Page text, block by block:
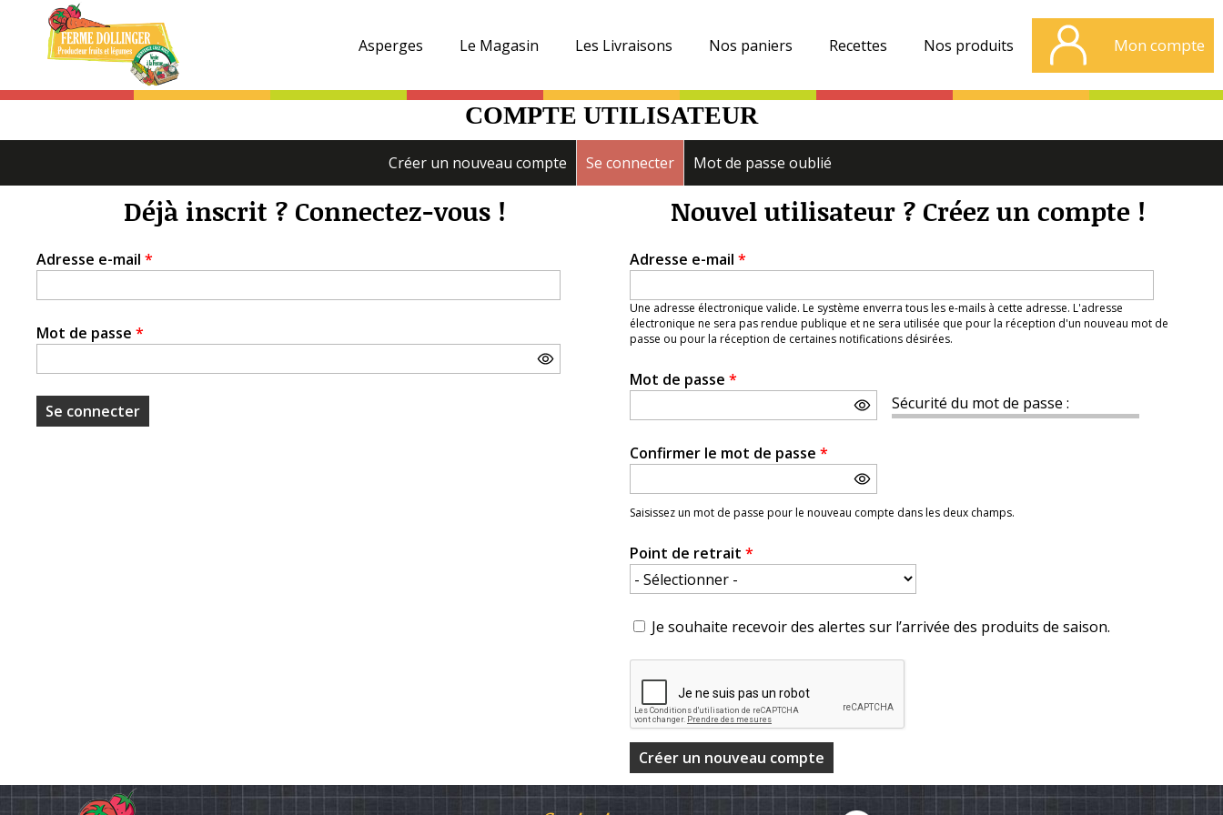
Asperges Le Magasin Les Livraisons Nos paniers Recettes Nos produits Mon compte
COMPTE UTILISATEUR
principaux
Créer un nouveau compte Se connecter (onglet actif)
Mot de passe oublié
Déjà inscrit ? Connectez-vous !
Adresse e-mail *
Mot de passe *
Nouvel utilisateur ? Créez un compte !
Adresse e-mail *
Une adresse électronique valide. Le système enverra tous les e-mails à cette adresse. L'adresse
électronique ne sera pas rendue publique et ne sera utilisée que pour la réception d'un nouveau mot de
passe ou pour la réception de certaines notifications désirées.
Mot de passe *
Sécurité du mot de passe :
Confirmer le mot de passe *
Saisissez un mot de passe pour le nouveau compte dans les deux champs.
Point de retrait *
Je souhaite recevoir des alertes sur l’arrivée des produits de saison.